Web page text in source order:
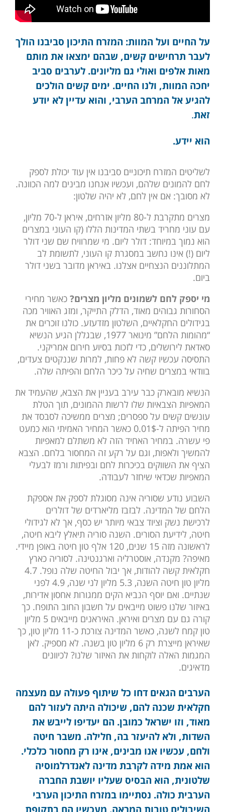
על החיים ועל המוות: המזרח התיכון סביבנו הולך
לעבר תרחישים קשים, שבהם ימצאו את מותם
מאות אלפים ואולי גם מליונים. לערבים סביב
יחכה המוות, ולנו החיים. ימים קשים הולכים
להגיע אל המרחב הערבי, והוא עדיין לא יודע
זאת.
הוא יידע.
לשליטים המזרח תיכוניים סביבנו אין עוד יכולת לספק
לחם להמונים שלהם, ועכשיו אנחנו מבינים למה הכוונה.
לא מסובך: אם אין לחם, לא יהיה שלטון:
מצרים מתקרבת ל-80 מליון אזרחים, איראן ל-70 מליון,
עם עוני מחריד בשתי המדינות הללו (קו העוני במצרים
הוא נמוך במיוחד: דולר ליום. מי שמרוויח שם שני דולר
ליום (!) אינו נחשב במסגרת קו העוני, לתשומת לב
המתלוננים הנצחיים אצלנו. באיראן מדובר בשני דולר
ביום.
מי יספק לחם לשמונים מליון מצרים? כאשר מחירי
הסחורות גבוהים מאוד, הדלק התייקר, ומזג האוויר מכה
בגידולים החקלאיים, השלטון מזדעזע. כולנו זוכרים את
“מהומות הלחם” מינואר 1977, שבגללן הגיע הנשיא
סאדאת לירושלים, כדי לזכות בסיוע חירום אמריקני.
התסיסה עכשיו קשה לא פחות, למרות שננקטים צעדים,
בוודאי במצרים שחיה על כיכר הלחם והפיתה שלה.
הנשיא מובארק כבר עירב בעניין את הצבא, שהעמיד את
המאפיות הצבאיות שלו לרשות ההמונים, תוך הטלת
עונשים קשים על ספסרים; מצרים ממשיכה לסבסד את
מחיר הפיתה ל-0.01$ כאשר המחיר האמיתי הוא כמעט
פי עשרה. במחיר האחיד הזה לא משתלם למאפיות
להמשיך ולאפות, וגם על רקע זה המחסור בלחם. הצבא
הציף את השווקים בכיכרות לחם ובפיתות ורמז לבעלי
המאפיות שכדאי שיחזר לעבודה.
השבוע נודע שסוריה אינה מסוגלת לספק את אספקת
הלחם של המדינה. לבזבז מליארדים של דולרים
לרכישת נשק וציוד צבאי מיותר יש כסף, אך לא לגידולי
חיטה, לידיעת הסורים. השנה סוריה תיאלץ ליבא חיטה,
לראשונה מזה 15 שנים, 120 אלף טון חיטה באופן מיידי.
מאיפה? מקנדה, אוסטרליה וארגנטינה. לסוריה כארץ
חקלאית קשה להודות, אך יבול החיטה שלה נופל. 4.7
מליון טון חיטה השנה, 5.3 מליון לני שנה, 4.9 לפני
שנתיים. ואם יוסף הנביא הקים ממגורות אחסון אדירות,
באיזור שלנו פשוט מייבאים על חשבון החוב התופח. כך
קורה גם עם מצרים ואיראן. האיראנים מייבאים 5 מליון
טון קמח לשנה, כאשר המדינה צורכת כ-11 מליון טון, כך
שאיראן מייצרת רק 6 מליון טון בשנה. לא מספיק. לאן
המגמות האלה לוקחות את האיזור שלנו? לכיוונים
מדאיגים.
הערבים הגאים דחו כל שיתוף פעולה עם מעצמה
חקלאית שכנה להם, שיכולה היתה לעזור להם
מאוד, וזו ישראל כמובן. הם יעדיפו לייבש את
השדות, ולא להיעזר בה, חלילה. משבר חיטה
ולחם, עכשיו אנו מבינים, אינו רק מחסור כלכלי.
הוא אמת מידה לקרבת מדינה לאנדרלמוסיה
שלטונית, הוא הבסיס שעליו יושבת החברה
הערבית כולה. נסתיימו במזרח התיכון הערבי
השיבולים טובות המראה. מעכשיו הם בתקופת